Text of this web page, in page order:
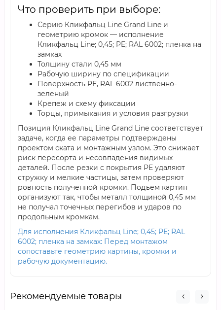
Что проверить при выборе:
Серию Кликфальц Line Grand Line и
геометрию кромок — исполнение
Кликфальц Line; 0,45; PE; RAL 6002; пленка на
замках
Толщину стали 0,45 мм
Рабочую ширину по спецификации
Поверхность PE, RAL 6002 лиственно-
зеленый
Крепеж и схему фиксации
Торцы, примыкания и условия разгрузки
Позиция Кликфальц Line Grand Line соответствует
задаче, когда ее параметры подтверждены
проектом ската и монтажным узлом. Это снижает
риск пересорта и несовпадения видимых
деталей. После резки с покрытия PE удаляют
стружку и мелкие частицы, затем проверяют
ровность полученной кромки. Подъем картин
организуют так, чтобы металл толщиной 0,45 мм
не получал точечных перегибов и ударов по
продольным кромкам.
Для исполнения Кликфальц Line; 0,45; PE; RAL
6002; пленка на замках: Перед монтажом
сопоставьте геометрию картины, кромки и
рабочую документацию.
Рекомендуемые товары